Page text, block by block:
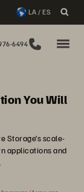
LA / ES
6494
You Will
Storage’s scale-
applications and